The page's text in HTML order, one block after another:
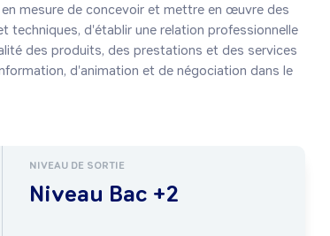
mesure de concevoir et mettre en œuvre des
d'établir une relation professionnelle
des produits, des prestations et des services
d'animation et de négociation dans le
NIVEAU DE SORTIE
Niveau Bac +2